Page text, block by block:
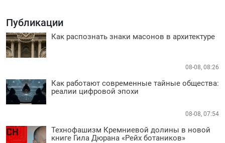
Публикации
Как распознать знаки масонов в архитектуре
08-08, 08:26
Как работают современные тайные общества:
реалии цифровой эпохи
08-08, 07:54
Технофашизм Кремниевой долины в новой
книге Гила Дюрана «Рейх ботаников»